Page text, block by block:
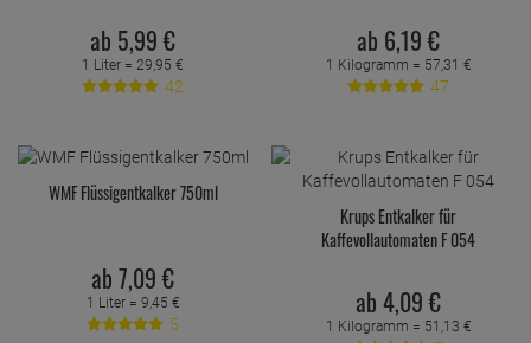
ab 5,99 €
1 Liter = 29,95 €
42
ab 6,19 €
1 Kilogramm = 57,31 €
47
WMF Flüssigentkalker 750ml
ab 7,09 €
1 Liter = 9,45 €
5
Krups Entkalker für
Kaffevollautomaten F 054
ab 4,09 €
1 Kilogramm = 51,13 €